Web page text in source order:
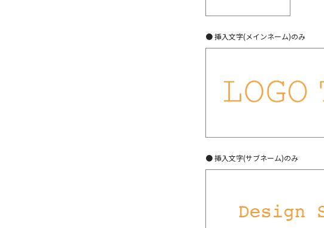
● 挿入文字(メインネーム)のみ
● 挿入文字(サブネーム)のみ